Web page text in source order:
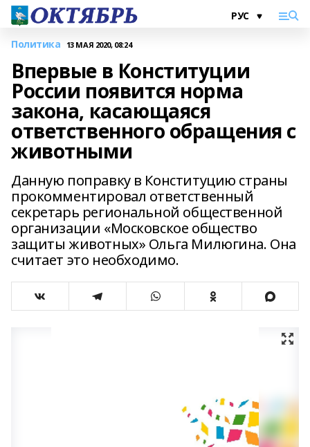
Политика 13 МАЯ 2020, 08:24
Впервые в Конституции
России появится норма
закона, касающаяся
ответственного обращения с
животными
Данную поправку в Конституцию страны
прокомментировал ответственный
секретарь региональной общественной
организации «Московское общество
защиты животных» Ольга Милюгина. Она
считает это необходимо.